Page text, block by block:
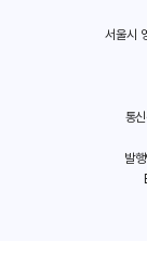
서울시
통
발